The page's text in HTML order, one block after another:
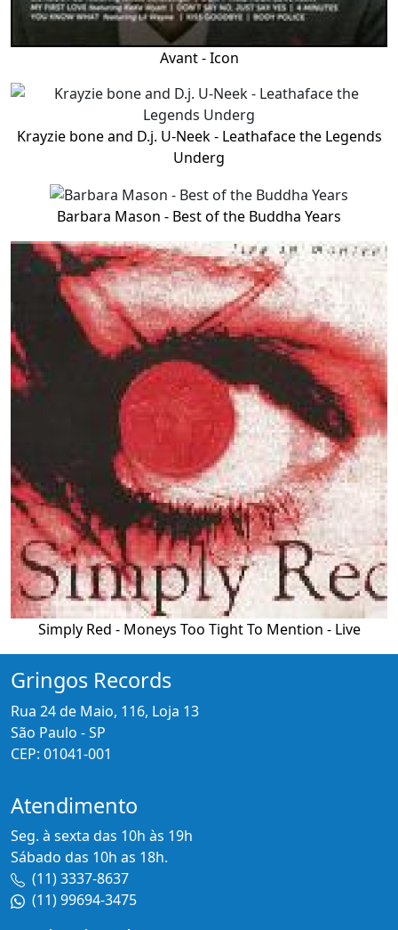
Avant - Icon
Krayzie bone and D.j. U-Neek - Leathaface the Legends
Underg
Barbara Mason - Best of the Buddha Years
Simply Red - Moneys Too Tight To Mention - Live
Gringos Records
Rua 24 de Maio, 116, Loja 13
São Paulo - SP
CEP: 01041-001
Atendimento
Seg. à sexta das 10h às 19h
Sábado das 10h as 18h.
(11) 3337-8637
(11) 99694-3475